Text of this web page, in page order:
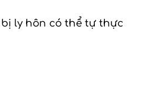
ly hôn có thể tự thực